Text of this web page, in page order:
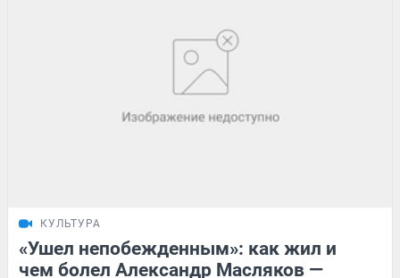
КУЛЬТУРА
«Ушел непобежденным»: как жил и
чем болел Александр Масляков —